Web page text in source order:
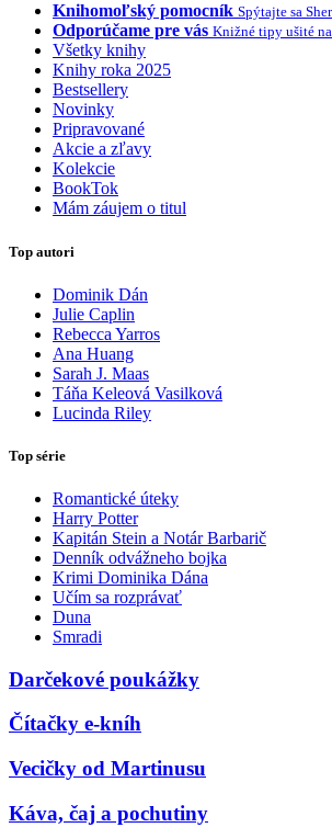
Knihomoľský pomocník Spýtajte sa
Odporúčame pre vás Knižné tipy ušité
Všetky knihy
Knihy roka 2025
Bestsellery
Novinky
Pripravované
Akcie a zľavy
Kolekcie
BookTok
Mám záujem o titul
Top autori
Dominik Dán
Julie Caplin
Rebecca Yarros
Ana Huang
Sarah J. Maas
Táňa Keleová Vasilková
Lucinda Riley
Top série
Romantické úteky
Harry Potter
Kapitán Stein a Notár Barbarič
Denník odvážneho bojka
Krimi Dominika Dána
Učím sa rozprávať
Duna
Smradi
Darčekové poukážky
Čítačky e-kníh
Vecičky od Martinusu
Káva, čaj a pochutiny